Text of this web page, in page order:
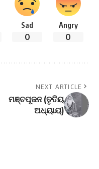
Sad
0
Angry
0
NEXT ARTICLE
ମଞ୍ଚପୂଜନ (ତୃତିୟ
ଅଧ୍ୟାୟ)